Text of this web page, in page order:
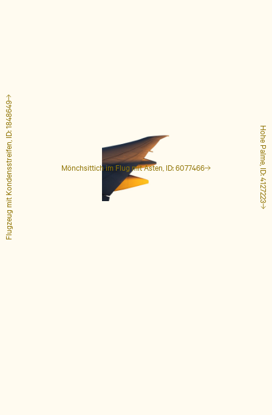
Mönchsittich im Flug mit Ästen, ID: 6077466 Hohe Palme, ID: 4127223
Flugzeug mit Kondensstreifen, ID: 1848649